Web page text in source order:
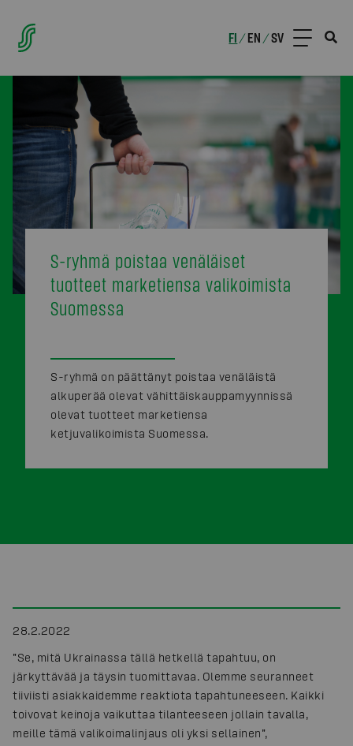
FI /EN /SV
S-ryhmä poistaa venäläiset
tuotteet marketiensa valikoimista
Suomessa
S-ryhmä on päättänyt poistaa venäläistä
alkuperää olevat vähittäiskauppamyynnissä
olevat tuotteet marketiensa
ketjuvalikoimista Suomessa.
28.2.2022
”Se, mitä Ukrainassa tällä hetkellä tapahtuu, on
järkyttävää ja täysin tuomittavaa. Olemme seuranneet
tiiviisti asiakkaidemme reaktiota tapahtuneeseen. Kaikki
toivovat keinoja vaikuttaa tilanteeseen jollain tavalla,
meille tämä valikoimalinjaus oli yksi sellainen”,